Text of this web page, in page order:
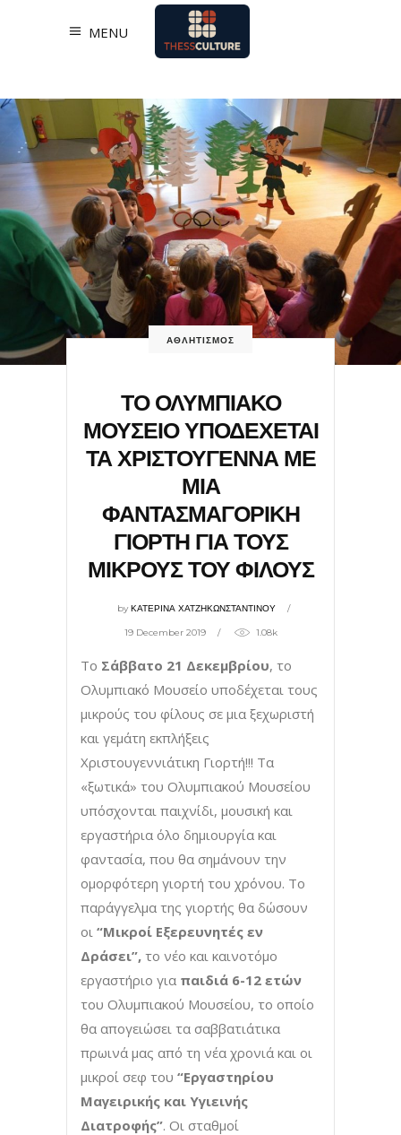
MENU
ΑΘΛΗΤΙΣΜΟΣ
ΤΟ ΟΛΥΜΠΙΑΚΟ
ΜΟΥΣΕΙΟ ΥΠΟΔΕΧΕΤΑΙ
ΤΑ ΧΡΙΣΤΟΥΓΕΝΝΑ ΜΕ
ΜΙΑ
ΦΑΝΤΑΣΜΑΓΟΡΙΚΗ
ΓΙΟΡΤΗ ΓΙΑ ΤΟΥΣ
ΜΙΚΡΟΥΣ ΤΟΥ ΦΙΛΟΥΣ
byΚΑΤΕΡΙΝΑ ΧΑΤΖΗΚΩΝΣΤΑΝΤΙΝΟΥ
19 December 2019 1.08k
Το Σάββατο 21 Δεκεμβρίου, το
Ολυμπιακό Μουσείο υποδέχεται τους
μικρούς του φίλους σε μια ξεχωριστή
και γεμάτη εκπλήξεις
Χριστουγεννιάτικη Γιορτή!!! Τα
«ξωτικά» του Ολυμπιακού Μουσείου
υπόσχονται παιχνίδι, μουσική και
εργαστήρια όλο δημιουργία και
φαντασία, που θα σημάνουν την
ομορφότερη γιορτή του χρόνου. Το
παράγγελμα της γιορτής θα δώσουν
οι “Μικροί Εξερευνητές εν
Δράσει”, το νέο και καινοτόμο
εργαστήριο για παιδιά 6-12 ετών
του Ολυμπιακού Μουσείου, το οποίο
θα απογειώσει τα σαββατιάτικα
πρωινά μας από τη νέα χρονιά και οι
μικροί σεφ του “Εργαστηρίου
Μαγειρικής και Υγιεινής
Διατροφής”. Οι σταθμοί